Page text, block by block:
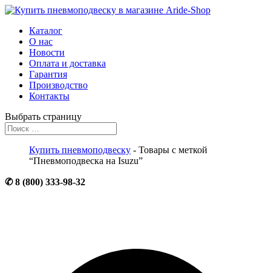
Каталог
О нас
Новости
Оплата и доставка
Гарантия
Производство
Контакты
Выбрать страницу
Купить пневмоподвеску - Товары с меткой
“Пневмоподвеска на Isuzu”
✆ 8 (800) 333-98-32